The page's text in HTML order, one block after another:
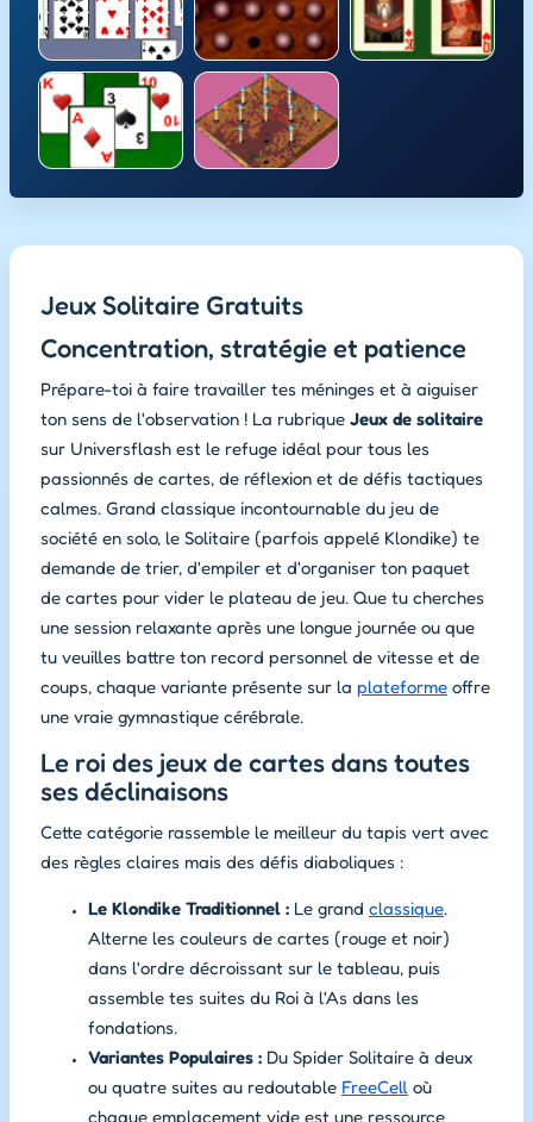
Jeux Solitaire Gratuits
Concentration, stratégie et patience
Prépare-toi à faire travailler tes méninges et à aiguiser
ton sens de l'observation ! La rubrique Jeux de solitaire
sur Universflash est le refuge idéal pour tous les
passionnés de cartes, de réflexion et de défis tactiques
calmes. Grand classique incontournable du jeu de
société en solo, le Solitaire (parfois appelé Klondike) te
demande de trier, d'empiler et d'organiser ton paquet
de cartes pour vider le plateau de jeu. Que tu cherches
une session relaxante après une longue journée ou que
tu veuilles battre ton record personnel de vitesse et de
coups, chaque variante présente sur la plateforme offre
une vraie gymnastique cérébrale.
Le roi des jeux de cartes dans toutes
ses déclinaisons
Cette catégorie rassemble le meilleur du tapis vert avec
des règles claires mais des défis diaboliques :
Le Klondike Traditionnel : Le grand classique.
Alterne les couleurs de cartes (rouge et noir)
dans l'ordre décroissant sur le tableau, puis
assemble tes suites du Roi à l'As dans les
fondations.
Variantes Populaires : Du Spider Solitaire à deux
ou quatre suites au redoutable FreeCell où
chaque emplacement vide est une ressource